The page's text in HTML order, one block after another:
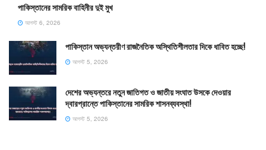
পাকিস্তানের সামরিক বাহিনীর দুই মুখ
আগস্ট 6, 2026
পাকিস্তান অভ্যন্তরীণ রাজনৈতিক অস্থিতিশীলতার দিকে ধাবিত হচ্ছে!
আগস্ট 5, 2026
দেশের অভ্যন্তরে নতুন জাতিগত ও জাতীয় সংঘাত উসকে দেওয়ার
দ্বারপ্রান্তে পাকিস্তানের সামরিক শাসনব্যবস্থা!
আগস্ট 5, 2026